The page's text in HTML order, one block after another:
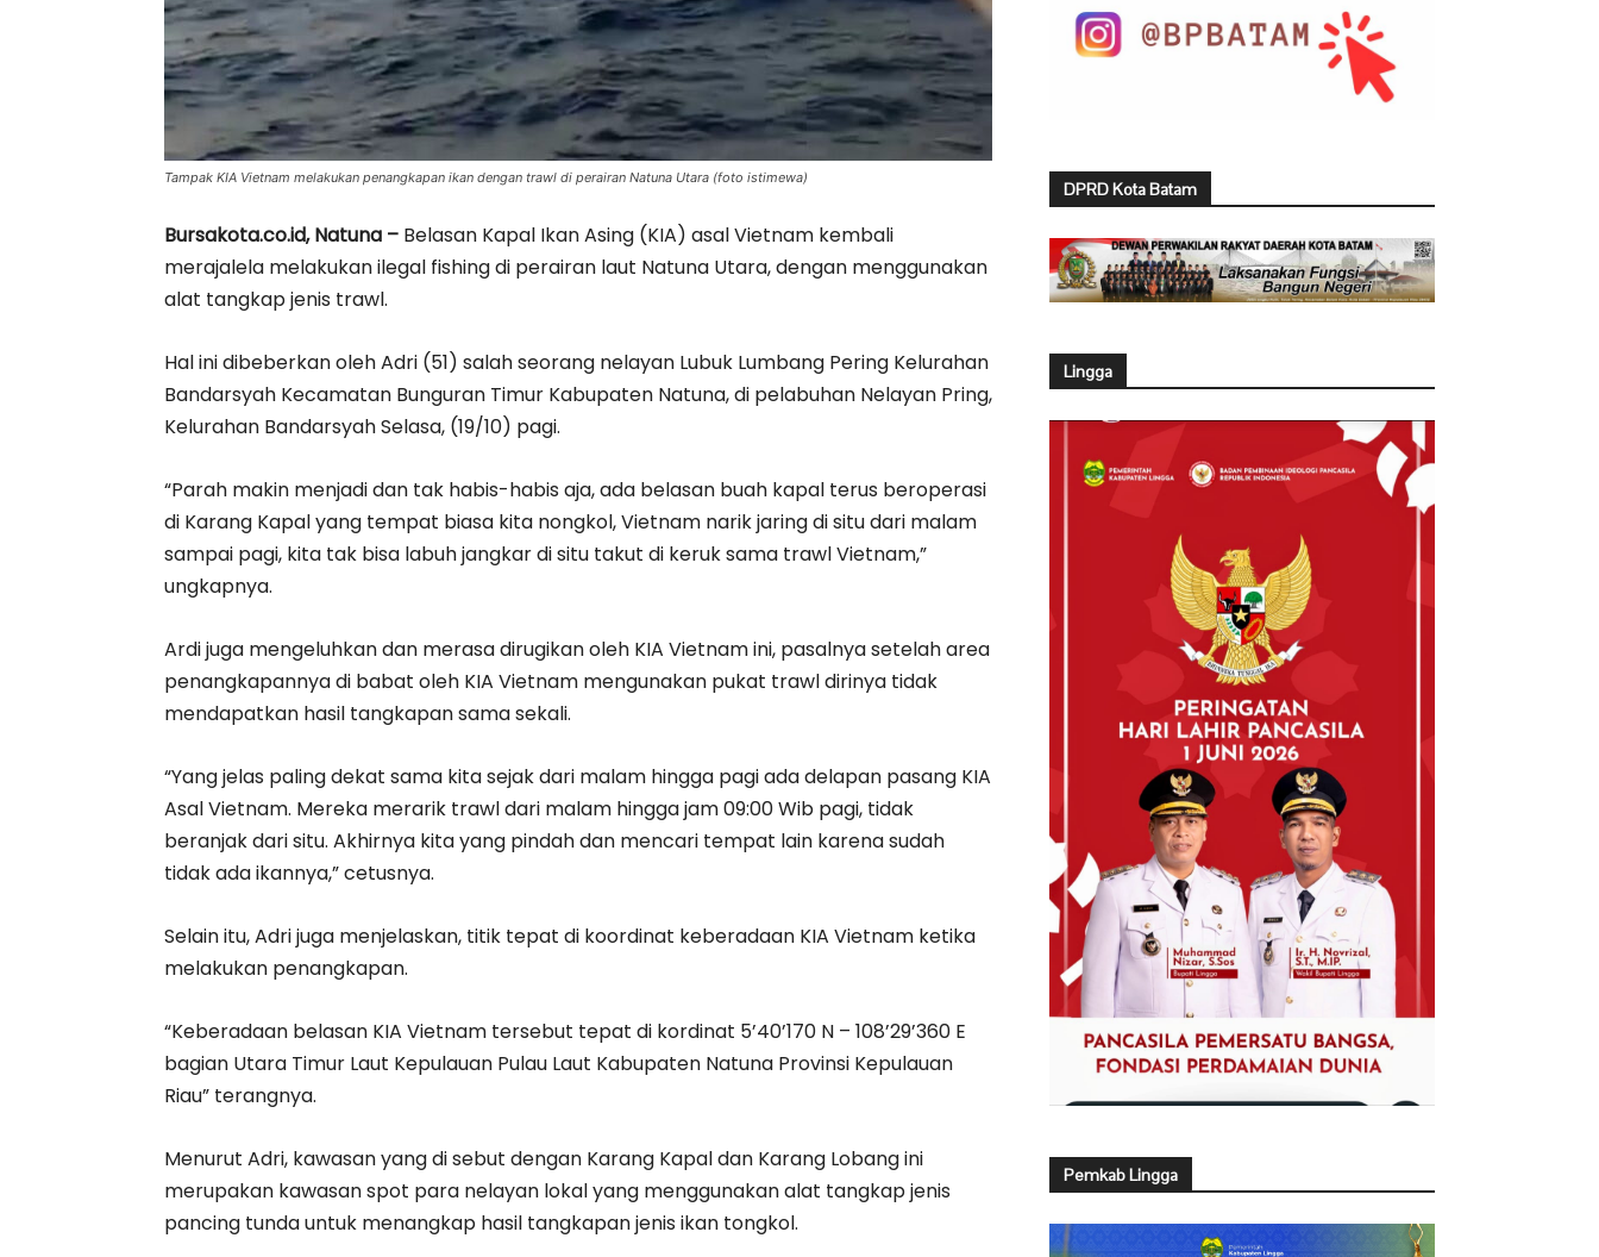
Tampak KIA Vietnam melakukan penangkapan ikan dengan trawl di perairan Natuna Utara (foto istimewa)
Bursakota.co.id, Natuna – Belasan Kapal Ikan Asing (KIA) asal Vietnam kembali
merajalela melakukan ilegal fishing di perairan laut Natuna Utara, dengan menggunakan
alat tangkap jenis trawl.
Hal ini dibeberkan oleh Adri (51) salah seorang nelayan Lubuk Lumbang Pering Kelurahan
Bandarsyah Kecamatan Bunguran Timur Kabupaten Natuna, di pelabuhan Nelayan Pring,
Kelurahan Bandarsyah Selasa, (19/10) pagi.
“Parah makin menjadi dan tak habis-habis aja, ada belasan buah kapal terus beroperasi
di Karang Kapal yang tempat biasa kita nongkol, Vietnam narik jaring di situ dari malam
sampai pagi, kita tak bisa labuh jangkar di situ takut di keruk sama trawl Vietnam,”
ungkapnya.
Ardi juga mengeluhkan dan merasa dirugikan oleh KIA Vietnam ini, pasalnya setelah area
penangkapannya di babat oleh KIA Vietnam mengunakan pukat trawl dirinya tidak
mendapatkan hasil tangkapan sama sekali.
“Yang jelas paling dekat sama kita sejak dari malam hingga pagi ada delapan pasang KIA
Asal Vietnam. Mereka merarik trawl dari malam hingga jam 09:00 Wib pagi, tidak
beranjak dari situ. Akhirnya kita yang pindah dan mencari tempat lain karena sudah
tidak ada ikannya,” cetusnya.
Selain itu, Adri juga menjelaskan, titik tepat di koordinat keberadaan KIA Vietnam ketika
melakukan penangkapan.
“Keberadaan belasan KIA Vietnam tersebut tepat di kordinat 5’40’170 N – 108’29’360 E
bagian Utara Timur Laut Kepulauan Pulau Laut Kabupaten Natuna Provinsi Kepulauan
Riau” terangnya.
Menurut Adri, kawasan yang di sebut dengan Karang Kapal dan Karang Lobang ini
merupakan kawasan spot para nelayan lokal yang menggunakan alat tangkap jenis
pancing tunda untuk menangkap hasil tangkapan jenis ikan tongkol.
DPRD Kota Batam
Lingga
Pemkab Lingga